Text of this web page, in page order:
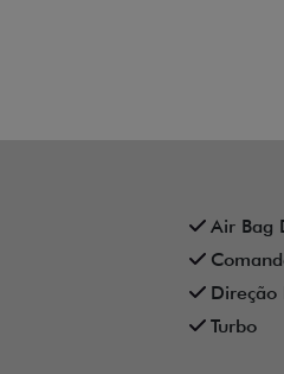
Air Bag
Direção
Turbo